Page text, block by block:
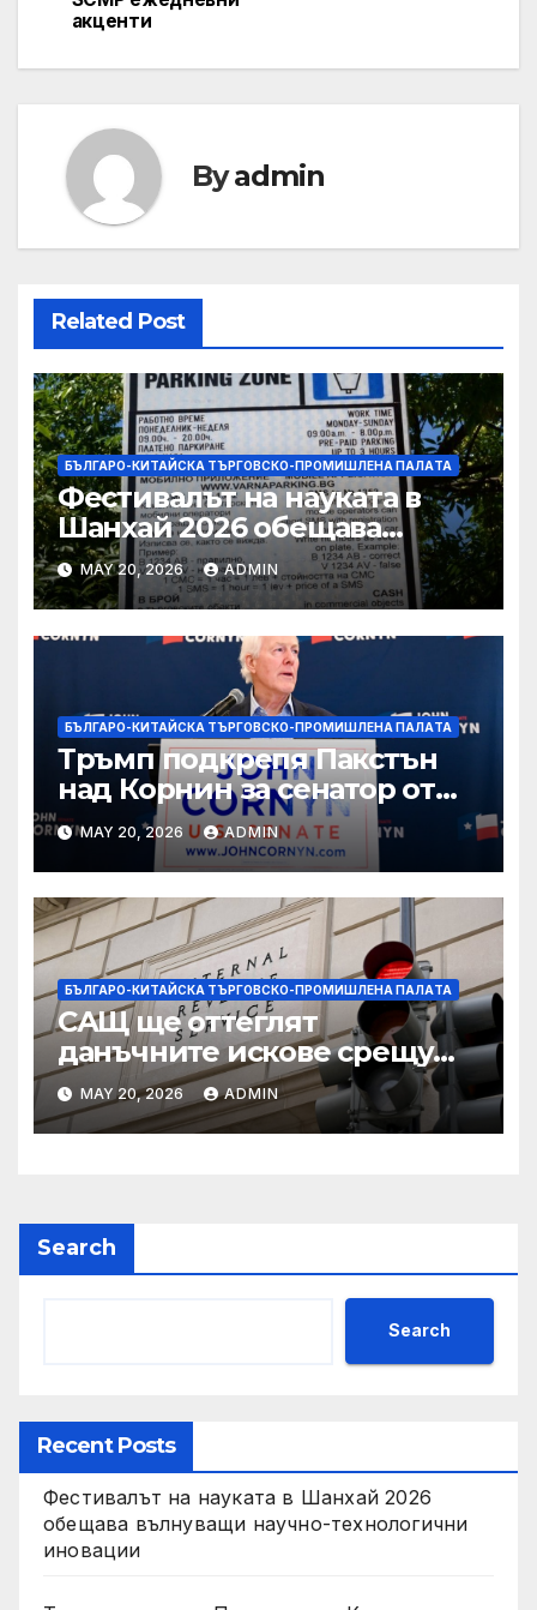
акценти
Byadmin
Related Post
БЪЛГАРО-КИТАЙСКА ТЪРГОВСКО-ПРОМИШЛЕНА ПАЛAТА
Фестивалът на науката в
Шанхай 2026 обещава
вълнуващи научно-
технологични иновации
MAY 20, 2026 ADMIN
БЪЛГАРО-КИТАЙСКА ТЪРГОВСКО-ПРОМИШЛЕНА ПАЛAТА
Тръмп подкрепя Пакстън
над Корнин за сенатор от
Тексас в шокираща
подкрепа
MAY 20, 2026 ADMIN
БЪЛГАРО-КИТАЙСКА ТЪРГОВСКО-ПРОМИШЛЕНА ПАЛAТА
САЩ ще оттеглят
данъчните искове срещу
Тръмп „завинаги“ в
сделката за съдебно дело с
IRS
MAY 20, 2026 ADMIN
Search
Search
Recent Posts
Фестивалът на науката в Шанхай 2026
обещава вълнуващи научно-технологични
иновации